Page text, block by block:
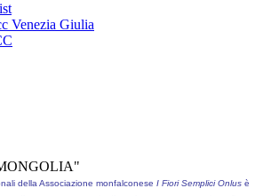
Venezia Giulia
della Associazione monfalconese I Fiori Semplici Onlus è